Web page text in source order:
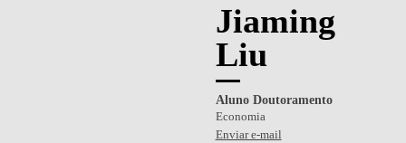
Jiaming
Liu
Aluno Doutoramento
Economia
Enviar e-mail